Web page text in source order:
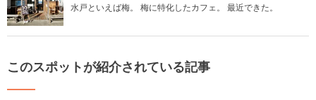
水戸といえば梅。 梅に特化したカフェ。 最近できた。
このスポットが紹介されている記事